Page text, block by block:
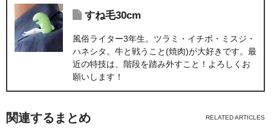
すね毛30cm
風俗ライター3年生。ツラミ・イチボ・ミスジ・
ハネシタ。牛と戦うこと(焼肉)が大好きです。最
近の特技は、階段を踏み外すこと！よろしくお
願いします！
関連するまとめ